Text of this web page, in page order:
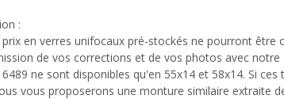
:
prix en verres unifocaux pré-stockés ne pourront être
de vos corrections et de vos photos avec notre
6489 ne sont disponibles qu'en 55x14 et 58x14. Si ces
vous proposerons une monture similaire extraite